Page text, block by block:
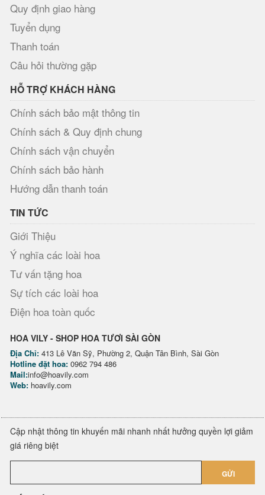
Quy định giao hàng
Tuyển dụng
Thanh toán
Câu hỏi thường gặp
HỖ TRỢ KHÁCH HÀNG
Chính sách bảo mật thông tin
Chính sách & Quy định chung
Chính sách vận chuyển
Chính sách bảo hành
Hướng dẫn thanh toán
TIN TỨC
Giới Thiệu
Ý nghĩa các loài hoa
Tư vấn tặng hoa
Sự tích các loài hoa
Điện hoa toàn quốc
HOA VILY - SHOP HOA TƯƠI SÀI GÒN
Địa Chỉ: 413 Lê Văn Sỹ, Phường 2, Quận Tân Bình, Sài Gòn
Hotline đặt hoa: 0962 794 486
Mail:info@hoavily.com
Web: hoavily.com
Cập nhật thông tin khuyến mãi nhanh nhất hưởng quyền lợi giảm
giá riêng biệt
GỬI